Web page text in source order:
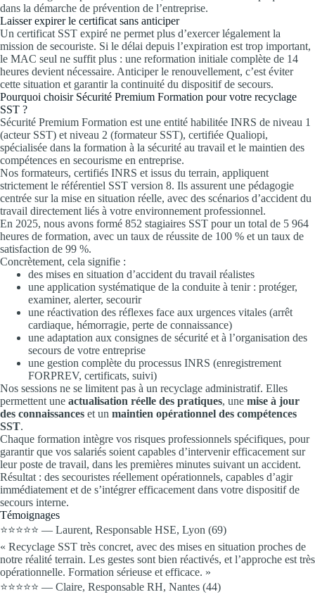
dans la démarche de prévention de l’entreprise.
Laisser expirer le certificat sans anticiper
Un certificat SST expiré ne permet plus d’exercer légalement la
mission de secouriste. Si le délai depuis l’expiration est trop important,
le MAC seul ne suffit plus : une reformation initiale complète de 14
heures devient nécessaire. Anticiper le renouvellement, c’est éviter
cette situation et garantir la continuité du dispositif de secours.
Pourquoi choisir Sécurité Premium Formation pour votre recyclage
SST ?
Sécurité Premium Formation est une entité habilitée INRS de niveau 1
(acteur SST) et niveau 2 (formateur SST), certifiée Qualiopi,
spécialisée dans la formation à la sécurité au travail et le maintien des
compétences en secourisme en entreprise.
Nos formateurs, certifiés INRS et issus du terrain, appliquent
strictement le référentiel SST version 8. Ils assurent une pédagogie
centrée sur la mise en situation réelle, avec des scénarios d’accident du
travail directement liés à votre environnement professionnel.
En 2025, nous avons formé 852 stagiaires SST pour un total de 5 964
heures de formation, avec un taux de réussite de 100 % et un taux de
satisfaction de 99 %.
Concrètement, cela signifie :
des mises en situation d’accident du travail réalistes
une application systématique de la conduite à tenir : protéger,
examiner, alerter, secourir
une réactivation des réflexes face aux urgences vitales (arrêt
cardiaque, hémorragie, perte de connaissance)
une adaptation aux consignes de sécurité et à l’organisation des
secours de votre entreprise
une gestion complète du processus INRS (enregistrement
FORPREV, certificats, suivi)
Nos sessions ne se limitent pas à un recyclage administratif. Elles
permettent une actualisation réelle des pratiques, une mise à jour
des connaissances et un maintien opérationnel des compétences
SST.
Chaque formation intègre vos risques professionnels spécifiques, pour
garantir que vos salariés soient capables d’intervenir efficacement sur
leur poste de travail, dans les premières minutes suivant un accident.
Résultat : des secouristes réellement opérationnels, capables d’agir
immédiatement et de s’intégrer efficacement dans votre dispositif de
secours interne.
Témoignages
⭐⭐⭐⭐⭐ — Laurent, Responsable HSE, Lyon (69)
« Recyclage SST très concret, avec des mises en situation proches de
notre réalité terrain. Les gestes sont bien réactivés, et l’approche est très
opérationnelle. Formation sérieuse et efficace. »
⭐⭐⭐⭐⭐ — Claire, Responsable RH, Nantes (44)